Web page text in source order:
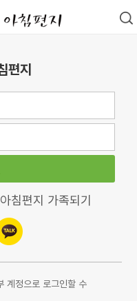
편지
아침편지 가족되기
계정으로 로그인할 수